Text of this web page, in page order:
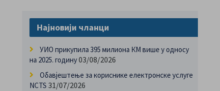
Најновији чланци
УИО прикупила 395 милиона КМ више у односу
на 2025. годину03/08/2026
Обавјештење за кориснике електронске услуге
NCTS 31/07/2026